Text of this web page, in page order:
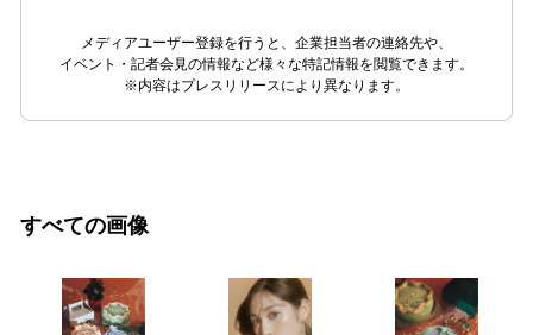
メディアユーザー登録を行うと、企業担当者の連絡先や、
イベント・記者会見の情報など様々な特記情報を閲覧できます。
※内容はプレスリリースにより異なります。
すべての画像